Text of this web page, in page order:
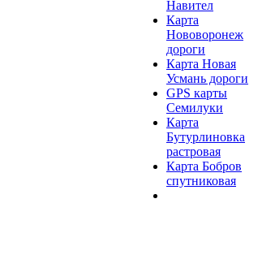
Навител
Карта
Нововоронеж
дороги
Карта Новая
Усмань дороги
GPS карты
Семилуки
Карта
Бутурлиновка
растровая
Карта Бобров
спутниковая